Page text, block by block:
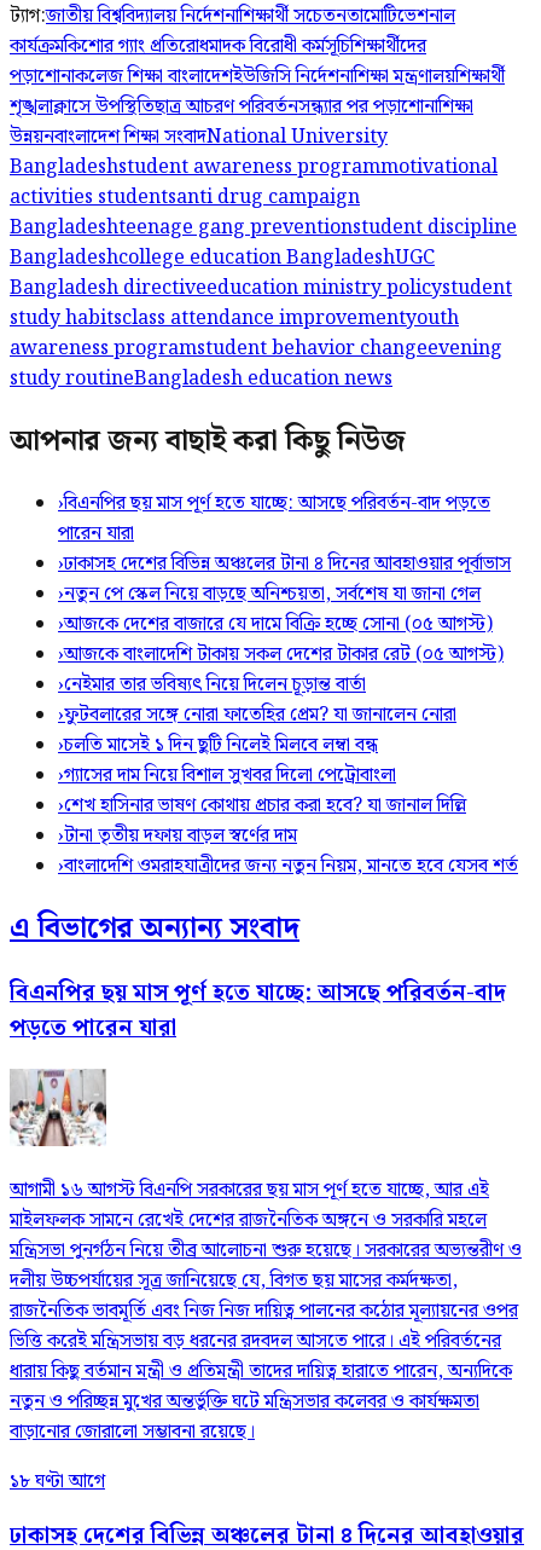
ট্যাগ:জাতীয় বিশ্ববিদ্যালয় নির্দেশনাশিক্ষার্থী সচেতনতামোটিভেশনাল
কার্যক্রমকিশোর গ্যাং প্রতিরোধমাদক বিরোধী কর্মসূচিশিক্ষার্থীদের
পড়াশোনাকলেজ শিক্ষা বাংলাদেশইউজিসি নির্দেশনাশিক্ষা মন্ত্রণালয়শিক্ষার্থী
শৃঙ্খলাক্লাসে উপস্থিতিছাত্র আচরণ পরিবর্তনসন্ধ্যার পর পড়াশোনাশিক্ষা
উন্নয়নবাংলাদেশ শিক্ষা সংবাদNational University
Bangladeshstudent awareness programmotivational
activities studentsanti drug campaign
Bangladeshteenage gang preventionstudent discipline
Bangladeshcollege education BangladeshUGC
Bangladesh directiveeducation ministry policystudent
study habitsclass attendance improvementyouth
awareness programstudent behavior changeevening
study routineBangladesh education news
আপনার জন্য বাছাই করা কিছু নিউজ
›বিএনপির ছয় মাস পূর্ণ হতে যাচ্ছে: আসছে পরিবর্তন-বাদ পড়তে
পারেন যারা
›ঢাকাসহ দেশের বিভিন্ন অঞ্চলের টানা ৪ দিনের আবহাওয়ার পূর্বাভাস
›নতুন পে স্কেল নিয়ে বাড়ছে অনিশ্চয়তা, সর্বশেষ যা জানা গেল
›আজকে দেশের বাজারে যে দামে বিক্রি হচ্ছে সোনা (০৫ আগস্ট)
›আজকে বাংলাদেশি টাকায় সকল দেশের টাকার রেট (০৫ আগস্ট)
›নেইমার তার ভবিষ্যৎ নিয়ে দিলেন চূড়ান্ত বার্তা
›ফুটবলারের সঙ্গে নোরা ফাতেহির প্রেম? যা জানালেন নোরা
›চলতি মাসেই ১ দিন ছুটি নিলেই মিলবে লম্বা বন্ধ
›গ্যাসের দাম নিয়ে বিশাল সুখবর দিলো পেট্রোবাংলা
›শেখ হাসিনার ভাষণ কোথায় প্রচার করা হবে? যা জানাল দিল্লি
›টানা তৃতীয় দফায় বাড়ল স্বর্ণের দাম
›বাংলাদেশি ওমরাহযাত্রীদের জন্য নতুন নিয়ম, মানতে হবে যেসব শর্ত
এ বিভাগের অন্যান্য সংবাদ
বিএনপির ছয় মাস পূর্ণ হতে যাচ্ছে: আসছে পরিবর্তন-বাদ
পড়তে পারেন যারা
আগামী ১৬ আগস্ট বিএনপি সরকারের ছয় মাস পূর্ণ হতে যাচ্ছে, আর এই
মাইলফলক সামনে রেখেই দেশের রাজনৈতিক অঙ্গনে ও সরকারি মহলে
মন্ত্রিসভা পুনর্গঠন নিয়ে তীব্র আলোচনা শুরু হয়েছে। সরকারের অভ্যন্তরীণ ও
দলীয় উচ্চপর্যায়ের সূত্র জানিয়েছে যে, বিগত ছয় মাসের কর্মদক্ষতা,
রাজনৈতিক ভাবমূর্তি এবং নিজ নিজ দায়িত্ব পালনের কঠোর মূল্যায়নের ওপর
ভিত্তি করেই মন্ত্রিসভায় বড় ধরনের রদবদল আসতে পারে। এই পরিবর্তনের
ধারায় কিছু বর্তমান মন্ত্রী ও প্রতিমন্ত্রী তাদের দায়িত্ব হারাতে পারেন, অন্যদিকে
নতুন ও পরিচ্ছন্ন মুখের অন্তর্ভুক্তি ঘটে মন্ত্রিসভার কলেবর ও কার্যক্ষমতা
বাড়ানোর জোরালো সম্ভাবনা রয়েছে।
১৮ ঘণ্টা আগে
ঢাকাসহ দেশের বিভিন্ন অঞ্চলের টানা ৪ দিনের আবহাওয়ার